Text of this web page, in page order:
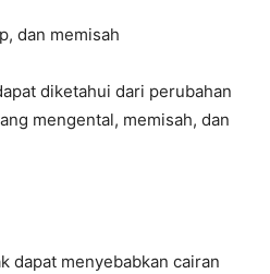
dan memisah
diketahui dari perubahan
mengental, memisah, dan
dapat menyebabkan cairan